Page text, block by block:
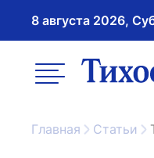
8 августа 2026,
меню
Главная Статьи